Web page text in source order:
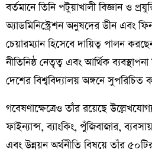
বর্তমানে তিনি পটুয়াখালী বিজ্ঞান ও
অ্যাডমিনিস্ট্রেশন অনুষদের ডীন এবং
চেয়ারম্যান হিসেবে দায়িত্ব পালন
নীতিনিষ্ঠ নেতৃত্ব এবং আর্থিক
দেশের বিশ্ববিদ্যালয় অঙ্গনে সুপরিচিত
গবেষণাক্ষেত্রেও তাঁর রয়েছে
ফাইন্যান্স, ব্যাংকিং, পুঁজিবাজার,
এবং উন্নয়ন অর্থনীতি বিষয়ে তাঁর